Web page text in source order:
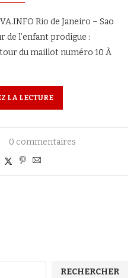
Rio de Janeiro – Sao
de l’enfant prodigue :
du maillot numéro 10 À
LA LECTURE
0 commentaires
RECHERCHER